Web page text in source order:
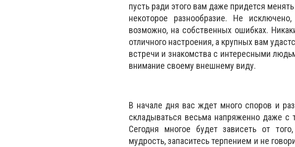
пусть ради этого вам даже придется
некоторое разнообразие. Не
возможно, на собственных ошибках.
отличного настроения, а крупных вам
встречи и знакомства с интересными
внимание своему внешнему виду.
В начале дня вас ждет много споров и
складываться весьма напряженно даже с
Сегодня многое будет зависеть от
мудрость, запаситесь терпением и не